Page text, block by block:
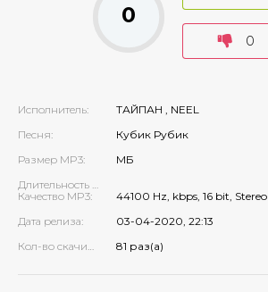
Исполнитель:
ТАЙПАН , NЕЕL
Песня:
Кубик Рубик
Размер MP3:
МБ
Длительность MP3:
Качество MP3:
44100 Hz, kbps, 16 bit, Stereo
Дата релиза:
03-04-2020, 22:13
Кол-во скачиваний:
81 раз(а)
0
0